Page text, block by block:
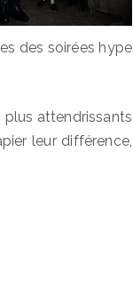
des soirées hype
attendrissants
leur différence,